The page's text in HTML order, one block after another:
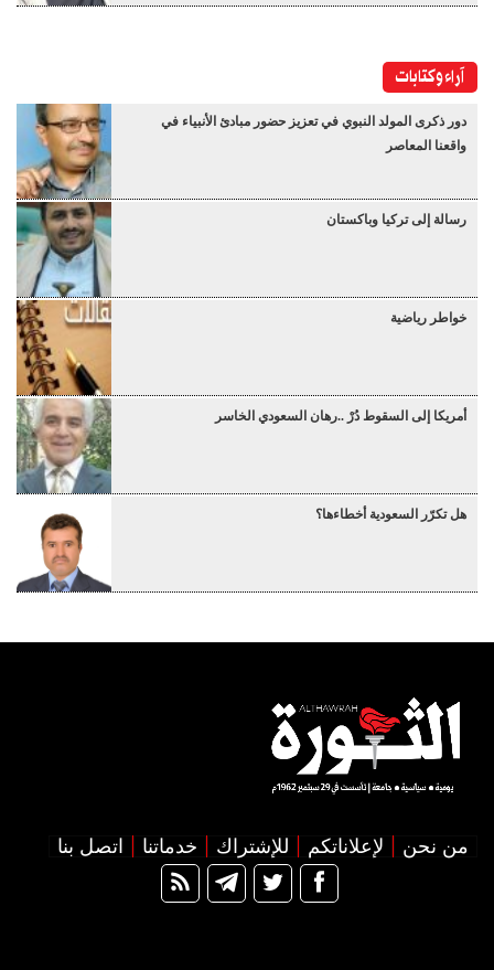
آراء وكتابات
دور ذكرى المولد النبوي في تعزيز حضور مبادئ الأنبياء في
واقعنا المعاصر
رسالة إلى تركيا وباكستان
خواطر رياضية
أمريكا إلى السقوط دُرْ ..رهان السعودي الخاسر
هل تكرّر السعودية أخطاءها؟
من نحن لإعلاناتكم للإشتراك خدماتنا اتصل بنا